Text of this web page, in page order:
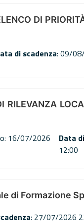
DI
di scadenza: 09/
RILEVANZA
16/07/2026
Data
12:00
di Formazione
: 27/07/2026